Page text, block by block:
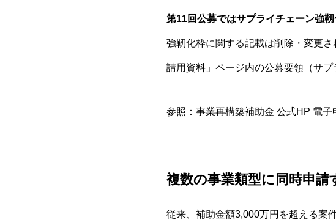
第11回公募ではサプライチェーン強靱
強靭化枠に関する記載は削除・変更
請用資料」ページ内の公募要領（サ
参照： 事業再構築補助金 公式HP 電子
複数の事業類型に同時申
従来、補助金額3,000万円を超える案